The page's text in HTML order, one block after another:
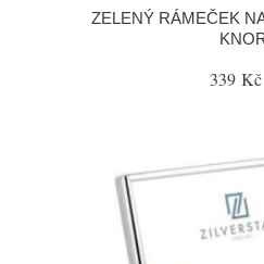
ZELENÝ RÁMEČEK
339 Kč